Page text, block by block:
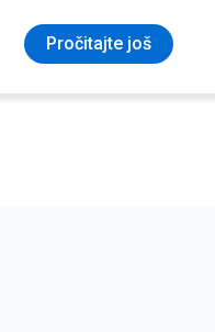
Pročitajte još